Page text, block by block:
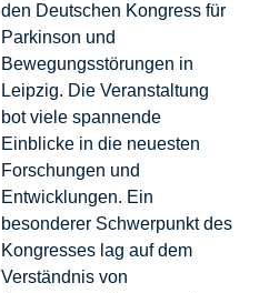
den Deutschen Kongress für
Parkinson und
Bewegungsstörungen in
Leipzig. Die Veranstaltung
bot viele spannende
Einblicke in die neuesten
Forschungen und
Entwicklungen. Ein
besonderer Schwerpunkt des
Kongresses lag auf dem
Verständnis von